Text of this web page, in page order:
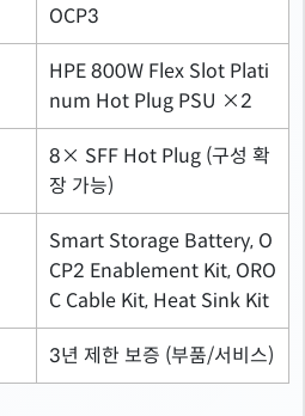
OCP3
HPE 800W Flex Slot Plati
num Hot Plug PSU ×2
8× SFF Hot Plug (구성 확
장 가능)
Smart Storage Battery, O
CP2 Enablement Kit, ORO
C Cable Kit, Heat Sink Kit
3년 제한 보증 (부품/서비스)